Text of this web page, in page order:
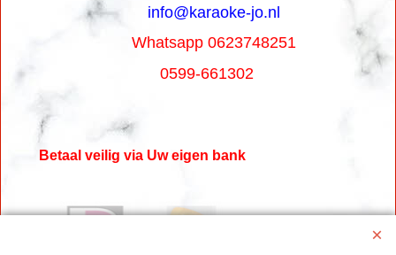
info@karaoke-jo.nl
Whatsapp 0623748251
0599-661302
Betaal veilig via Uw eigen bank